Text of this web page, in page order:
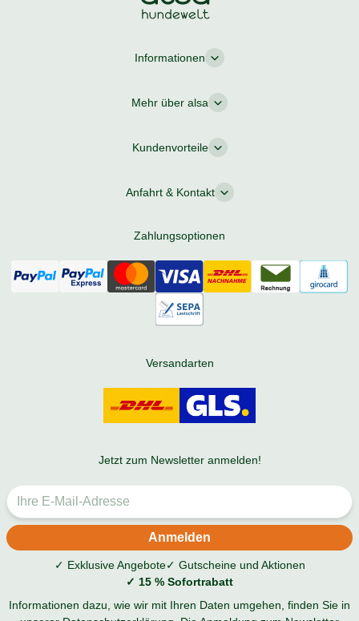
Informationen
Mehr über alsa
Kundenvorteile
Anfahrt & Kontakt
Zahlungsoptionen
Versandarten
Jetzt zum Newsletter anmelden!
✓ Exklusive Angebote✓ Gutscheine und Aktionen
✓ 15 % Sofortrabatt
Informationen dazu, wie wir mit Ihren Daten umgehen, finden Sie in